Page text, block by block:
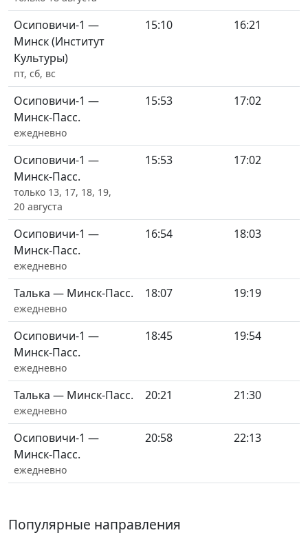
Осиповичи-1 —
Минск (Институт
Культуры)
пт, сб, вс
15:10 16:21
Осиповичи-1 —
Минск-Пасс.
ежедневно
15:53 17:02
Осиповичи-1 —
Минск-Пасс.
только 13, 17, 18, 19,
20 августа
15:53 17:02
Осиповичи-1 —
Минск-Пасс.
ежедневно
16:54 18:03
Талька — Минск-Пасс.
ежедневно
18:07 19:19
Осиповичи-1 —
Минск-Пасс.
ежедневно
18:45 19:54
Талька — Минск-Пасс.
ежедневно
20:21 21:30
Осиповичи-1 —
Минск-Пасс.
ежедневно
20:58 22:13
Популярные направления